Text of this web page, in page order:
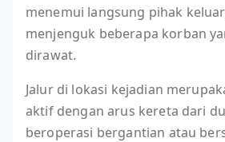
menemui langsung pihak
menjenguk beberapa korban
dirawat.
Jalur di lokasi kejadian
aktif dengan arus kereta dari
beroperasi bergantian atau